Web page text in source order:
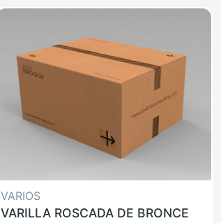
VARIOS
VARILLA ROSCADA DE BRONCE